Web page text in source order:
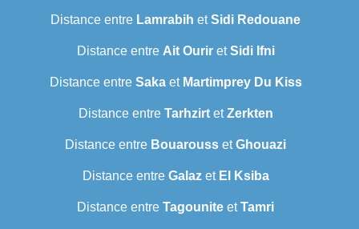
Distance entre Lamrabih etSidi Redouane
Distance entre Ait OuriretSidi Ifni
Distance entre Sakaet Martimprey Du Kiss
Distance entre TarhzirtetZerkten
Distance entre Bouarouss etGhouazi
Distance entre Galazet El Ksiba
Distance entre Tagounite etTamri